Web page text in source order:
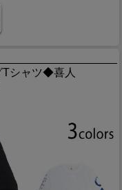
Tシャツ◆喜人